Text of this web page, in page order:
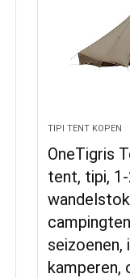
TIPI TENT KOPEN
OneTigris
tent, tipi,
seizoenen,
kamperen,